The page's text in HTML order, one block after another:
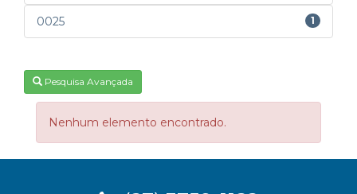
0025 1
Pesquisa Avançada
Nenhum elemento encontrado.